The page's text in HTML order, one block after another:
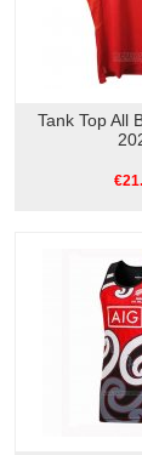
Tank Top All